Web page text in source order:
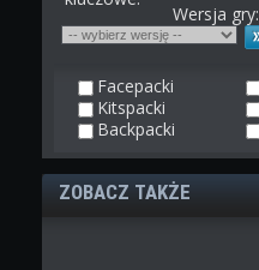
Wersja gry:
Facepacki
Kitspacki
Backpacki
ZOBACZ TAKŻE